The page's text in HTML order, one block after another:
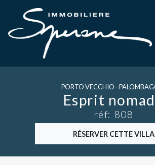
PORTO VECCHIO -
Esprit
réf: 808
RÉSERVER CETTE VILLA